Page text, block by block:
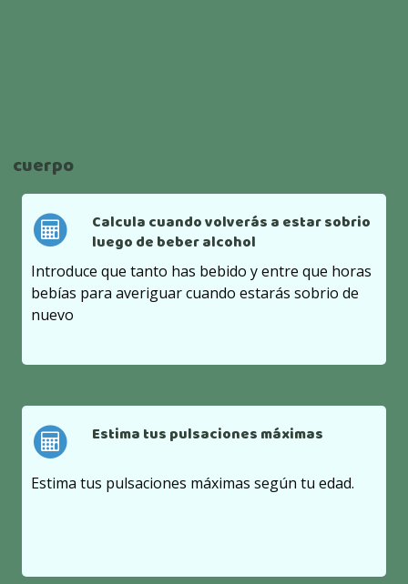
cuerpo
Calcula cuando volverás a estar sobrio
luego de beber alcohol
Introduce que tanto has bebido y entre que horas
bebías para averiguar cuando estarás sobrio de
nuevo
Estima tus pulsaciones máximas
Estima tus pulsaciones máximas según tu edad.